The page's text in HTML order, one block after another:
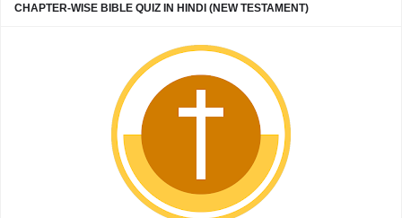
CHAPTER-WISE BIBLE QUIZ IN HINDI (NEW TESTAMENT)